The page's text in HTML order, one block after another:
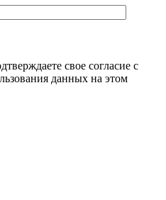
свое согласие с
данных на этом